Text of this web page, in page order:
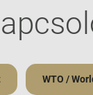
WTO /